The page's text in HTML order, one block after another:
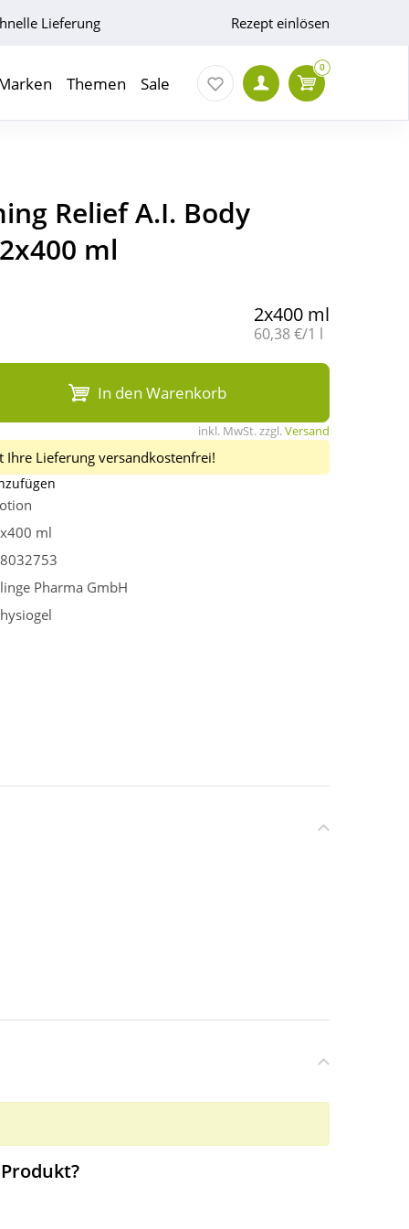
Lieferung Rezept einlösen
Themen Sale
0
Relief A.I. Body
ml
2x400 ml
Grundpreis:
60,38 €/1 l
In den Warenkorb
inkl. MwSt. zzgl.Versand
Lieferung versandkostenfrei!
ml
Pharma GmbH